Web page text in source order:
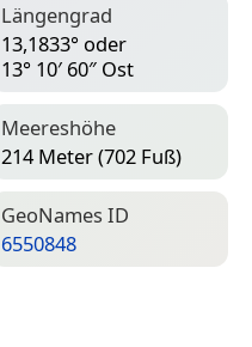
Längengrad
13,1833° oder
13° 10′ 60″ Ost
Meereshöhe
214 Meter (702 Fuß)
Geo­Names ID
6550848